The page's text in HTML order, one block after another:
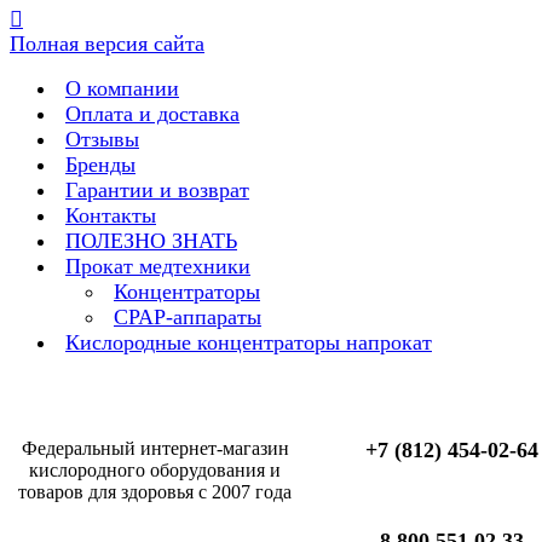
Полная версия сайта
О компании
Оплата и доставка
Отзывы
Бренды
Гарантии и возврат
Контакты
ПОЛЕЗНО ЗНАТЬ
Прокат медтехники
Концентраторы
CPAP-аппараты
Кислородные концентраторы напрокат
Федеральный интернет-магазин
кислородного оборудования и
товаров для здоровья с 2007 года
+7 (812) 454-02-64